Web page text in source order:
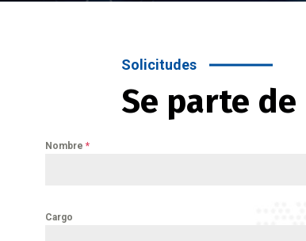
Solicitudes
Se parte
Nombre *
Cargo